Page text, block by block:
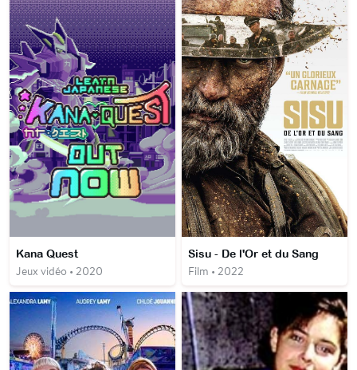
Kana Quest
Jeux vidéo • 2020
Sisu - De l'Or et du Sang
Film • 2022